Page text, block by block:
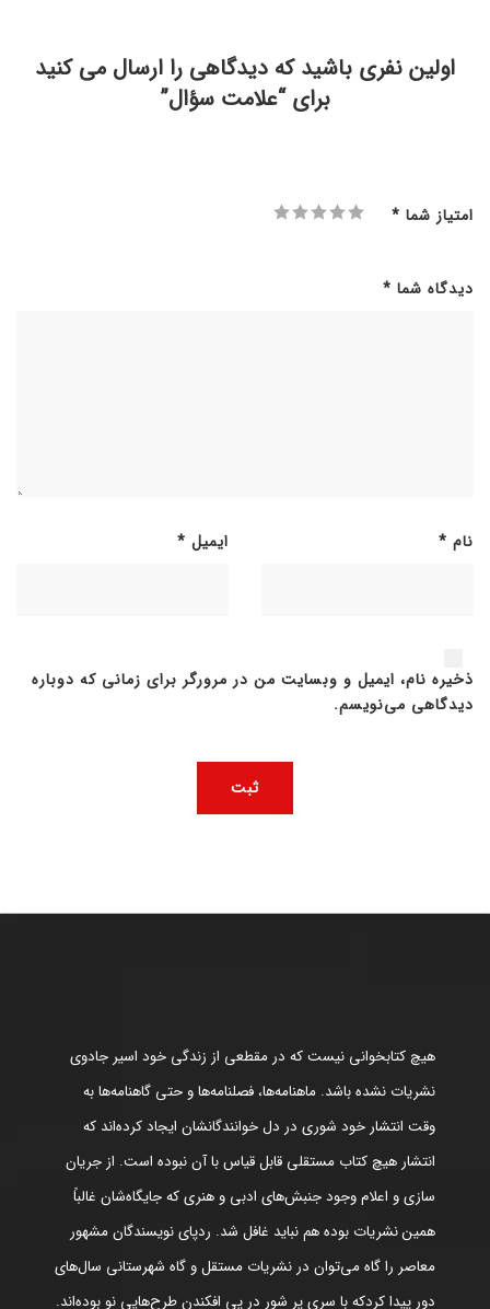
اولین نفری باشید که دیدگاهی را ارسال می کنید
برای “علامت سؤال”
امتیاز شما *
دیدگاه شما *
نام * ایمیل *
ذخیره نام، ایمیل و وبسایت من در مرورگر برای زمانی که دوباره
دیدگاهی می‌نویسم.
هیچ کتابخوانی نیست که در مقطعی از زندگی خود اسیر جادوی
نشریات نشده باشد. ماهنامه‌ها، فصلنامه‌ها و حتی گاهنامه‌ها به
وقت انتشار خود شوری در دل خوانندگانشان ایجاد کرده‌اند که
انتشار هیچ کتاب مستقلی قابل قیاس با آن نبوده است. از جریان
سازی و اعلام وجود جنبش‌های ادبی و هنری که جایگاه‌شان غالباً
همین نشریات بوده هم نباید غافل شد. ردپای نویسندگان مشهور
معاصر را گاه می‌توان در نشریات مستقل و گاه شهرستانی سال‌های
دور پیدا کردکه با سری پر شور در پی افکندن طرح‌هایی نو بوده‌اند.